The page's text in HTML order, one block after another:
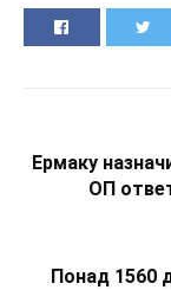
Ермаку
ОП
Понад 1560